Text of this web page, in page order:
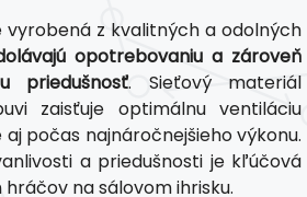
vyrobená z kvalitných a odolných
opotrebovaniu a zároveň
priedušnosť. Sieťový materiál
zaisťuje optimálnu ventiláciu
počas najnáročnejšieho výkonu.
a priedušnosti je kľúčová
na sálovom ihrisku.